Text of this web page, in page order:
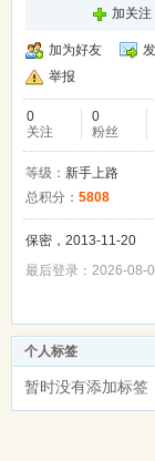
加关注
加为好友
举报
0
关注
0
粉丝
等级： 新手上路
总积分： 5808
保密，2013-11-20
最后登录：2026-08-
个人标签
暂时没有添加标签